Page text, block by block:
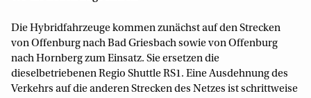
Die Hybridfahrzeuge kommen zunächst auf den Strecken
von Offenburg nach Bad Griesbach sowie von Offenburg
nach Hornberg zum Einsatz. Sie ersetzen die
dieselbetriebenen Regio Shuttle RS1. Eine Ausdehnung des
Verkehrs auf die anderen Strecken des Netzes ist schrittweise